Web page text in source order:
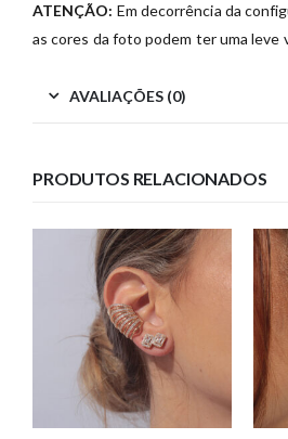
ATENÇÃO: Em decorrência da
as cores da foto podem ter uma leve
AVALIAÇÕES (0)
PRODUTOS RELACIONADOS